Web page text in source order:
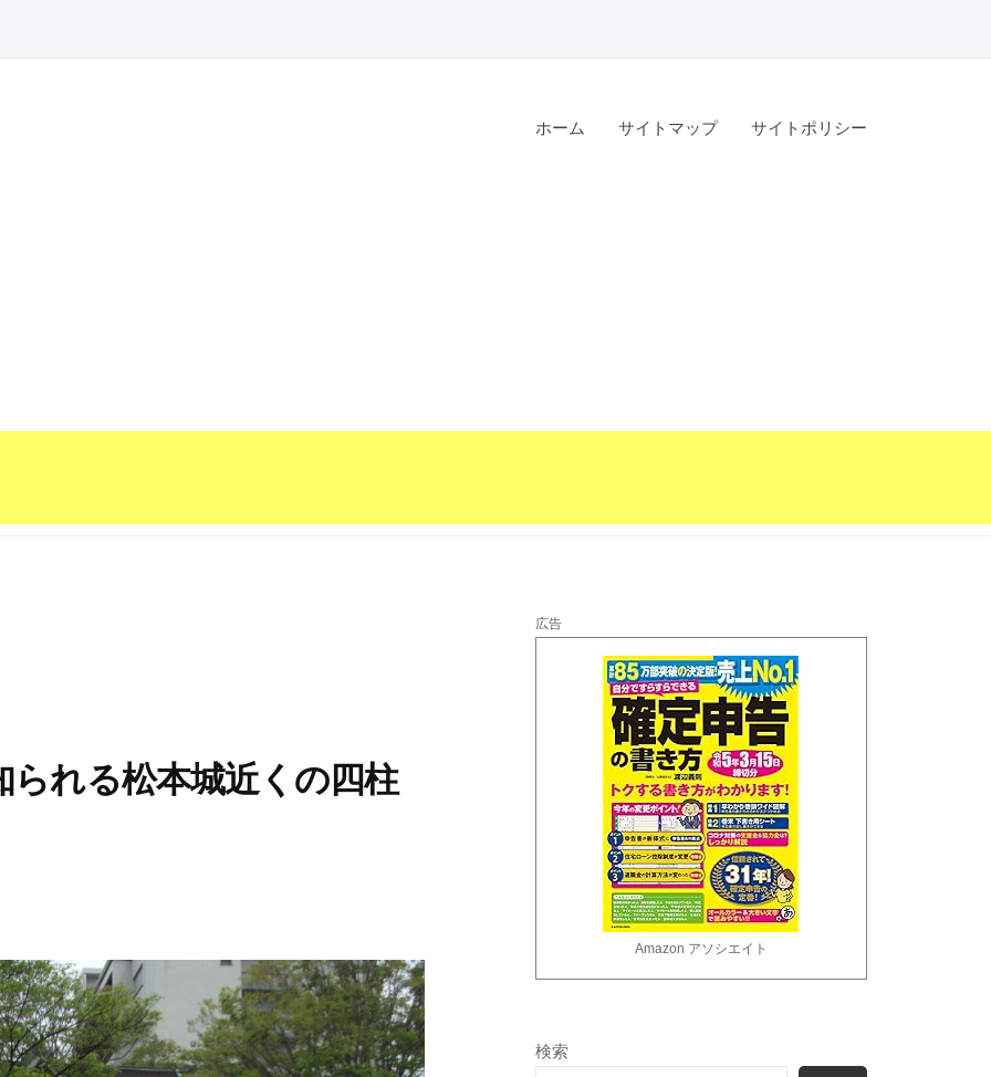
ホーム サイトマップ サイトポリシー
れる松本城近くの四柱
広告
Amazon アソシエイト
検索